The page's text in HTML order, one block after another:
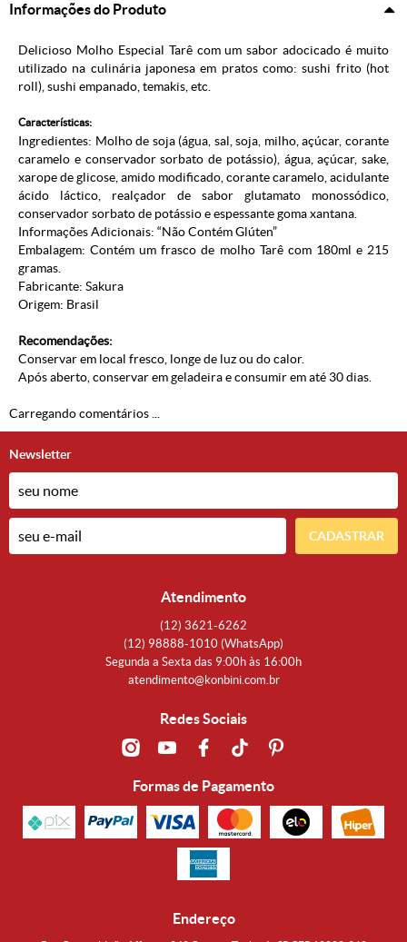
Informações do Produto
Delicioso Molho Especial Tarê com um sabor adocicado é muito
utilizado na culinária japonesa em pratos como: sushi frito (hot
roll), sushi empanado, temakis, etc.
Características:
Ingredientes: Molho de soja (água, sal, soja, milho, açúcar, corante
caramelo e conservador sorbato de potássio), água, açúcar, sake,
xarope de glicose, amido modificado, corante caramelo, acidulante
ácido láctico, realçador de sabor glutamato monossódico,
conservador sorbato de potássio e espessante goma xantana.
Informações Adicionais: “Não Contém Glúten”
Embalagem: Contém um frasco de molho Tarê com 180ml e 215
gramas.
Fabricante: Sakura
Origem: Brasil
Recomendações:
Conservar em local fresco, longe de luz ou do calor.
Após aberto, conservar em geladeira e consumir em até 30 dias.
Carregando comentários ...
Newsletter
CADASTRAR
Atendimento
(12) 3621-6262
(12) 98888-1010 (WhatsApp)
Segunda a Sexta das 9:00h às 16:00h
atendimento@konbini.com.br
Redes Sociais
Formas de Pagamento
Endereço